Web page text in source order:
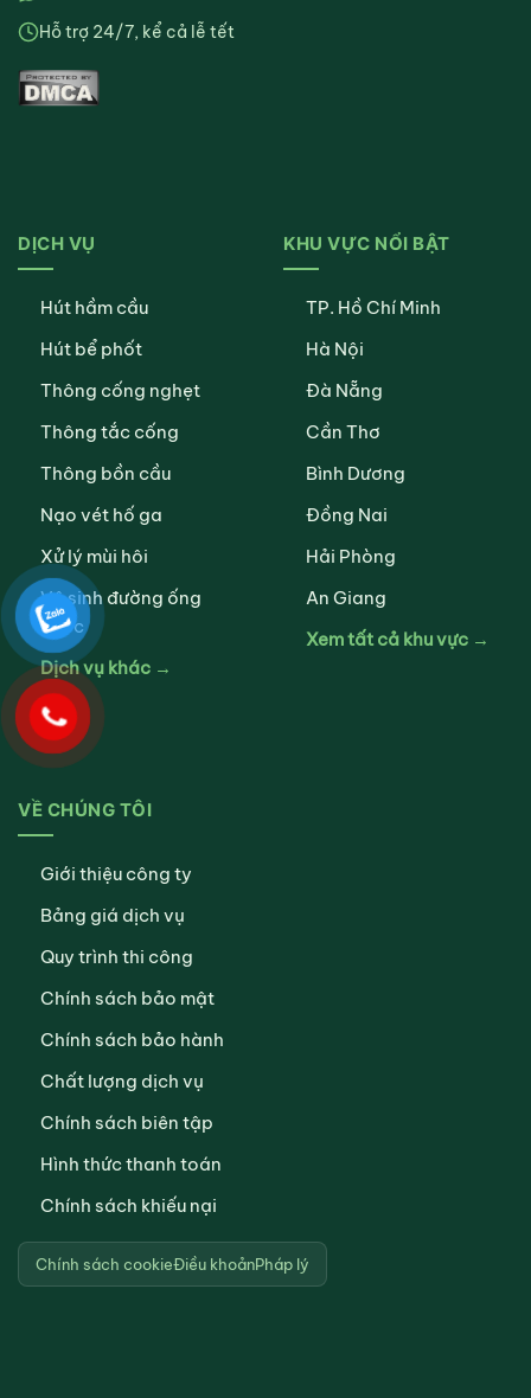
Hỗ trợ 24/7, kể cả lễ tết
DỊCH VỤ
Hút hầm cầu
Hút bể phốt
Thông cống nghẹt
Thông tắc cống
Thông bồn cầu
Nạo vét hố ga
Xử lý mùi hôi
Vệ sinh đường ống
nước
Dịch vụ khác →
KHU VỰC NỔI BẬT
TP. Hồ Chí Minh
Hà Nội
Đà Nẵng
Cần Thơ
Bình Dương
Đồng Nai
Hải Phòng
An Giang
Xem tất cả khu vực →
VỀ CHÚNG TÔI
Giới thiệu công ty
Bảng giá dịch vụ
Quy trình thi công
Chính sách bảo mật
Chính sách bảo hành
Chất lượng dịch vụ
Chính sách biên tập
Hình thức thanh toán
Chính sách khiếu nại
Chính sách cookieĐiều khoảnPháp lý